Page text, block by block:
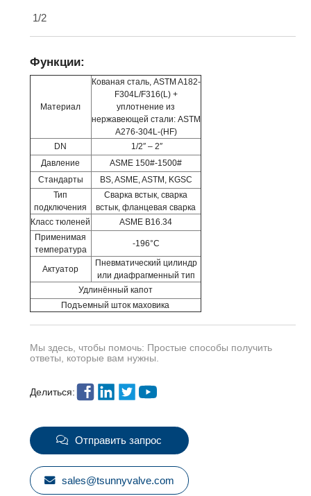
1/2
Функции:
Материал
Кованая сталь, ASTM A182-
F304L/F316(L) +
уплотнение из
нержавеющей стали: ASTM
A276-304L-(HF)
DN
1/2″ – 2″
Давление
ASME 150#-1500#
Стандарты
BS, ASME, ASTM, KGSC
Тип
подключения
Сварка встык, сварка
встык, фланцевая сварка
Класс тюленей
ASME B16.34
Применимая
температура
-196°C
Актуатор
Пневматический цилиндр
или диафрагменный тип
Удлинённый капот
Подъемный шток маховика
Мы здесь, чтобы помочь: Простые способы получить
ответы, которые вам нужны.
Делиться:
Отправить запрос
sales@tsunnyvalve.com